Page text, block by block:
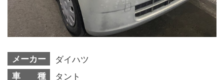
メーカー ダイハツ
車 種 タント